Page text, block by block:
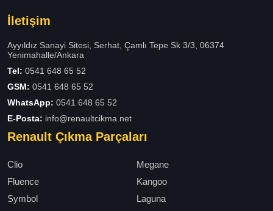
İletişim
Ayyıldız Sanayi Sitesi, Serhat, Çamlı Tepe Sk 3/3, 06374
Yenimahalle/Ankara
Tel: 0541 648 65 52
GSM: 0541 648 65 52
WhatsApp: 0541 648 65 52
E-Posta: info@renaultcikma.net
Renault Çıkma Parçaları
Clio
Megane
Fluence
Kangoo
Symbol
Laguna